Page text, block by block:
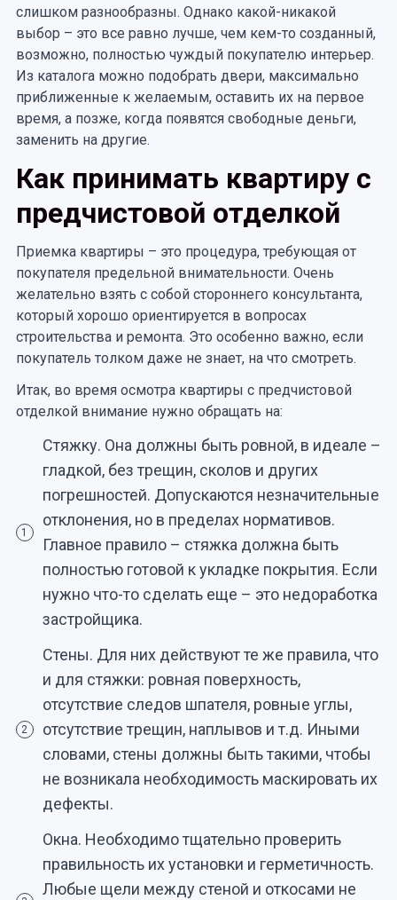
слишком разнообразны. Однако какой-никакой
выбор – это все равно лучше, чем кем-то созданный,
возможно, полностью чуждый покупателю интерьер.
Из каталога можно подобрать двери, максимально
приближенные к желаемым, оставить их на первое
время, а позже, когда появятся свободные деньги,
заменить на другие.
Как принимать квартиру с
предчистовой отделкой
Приемка квартиры – это процедура, требующая от
покупателя предельной внимательности. Очень
желательно взять с собой стороннего консультанта,
который хорошо ориентируется в вопросах
строительства и ремонта. Это особенно важно, если
покупатель толком даже не знает, на что смотреть.
Итак, во время осмотра квартиры с предчистовой
отделкой внимание нужно обращать на:
1
Стяжку. Она должны быть ровной, в идеале –
гладкой, без трещин, сколов и других
погрешностей. Допускаются незначительные
отклонения, но в пределах нормативов.
Главное правило – стяжка должна быть
полностью готовой к укладке покрытия. Если
нужно что-то сделать еще – это недоработка
застройщика.
2
Стены. Для них действуют те же правила, что
и для стяжки: ровная поверхность,
отсутствие следов шпателя, ровные углы,
отсутствие трещин, наплывов и т.д. Иными
словами, стены должны быть такими, чтобы
не возникала необходимость маскировать их
дефекты.
Окна. Необходимо тщательно проверить
правильность их установки и герметичность.
Любые щели между стеной и откосами не